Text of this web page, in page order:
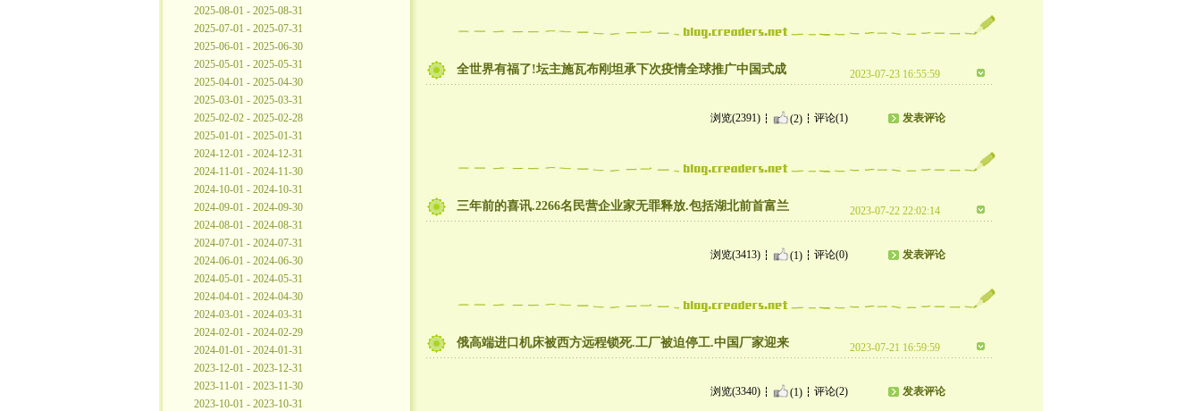
2025-08-01 - 2025-08-31
2025-07-01 - 2025-07-31
2025-06-01 - 2025-06-30
2025-05-01 - 2025-05-31
2025-04-01 - 2025-04-30
2025-03-01 - 2025-03-31
2025-02-02 - 2025-02-28
2025-01-01 - 2025-01-31
2024-12-01 - 2024-12-31
2024-11-01 - 2024-11-30
2024-10-01 - 2024-10-31
2024-09-01 - 2024-09-30
2024-08-01 - 2024-08-31
2024-07-01 - 2024-07-31
2024-06-01 - 2024-06-30
2024-05-01 - 2024-05-31
2024-04-01 - 2024-04-30
2024-03-01 - 2024-03-31
2024-02-01 - 2024-02-29
2024-01-01 - 2024-01-31
2023-12-01 - 2023-12-31
2023-11-01 - 2023-11-30
2023-10-01 - 2023-10-31
全世界有福了!坛主施瓦布刚坦承下次疫情全球推广中国式成 2023-07-23 16:55:59
浏览(2391) (2) 评论(1) 发表评论
三年前的喜讯.2266名民营企业家无罪释放.包括湖北前首富兰 2023-07-22 22:02:14
浏览(3413) (1) 评论(0) 发表评论
俄高端进口机床被西方远程锁死.工厂被迫停工.中国厂家迎来 2023-07-21 16:59:59
浏览(3340) (1) 评论(2) 发表评论